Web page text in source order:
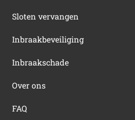
Sloten vervangen
Inbraakbeveiliging
Inbraakschade
Over ons
FAQ